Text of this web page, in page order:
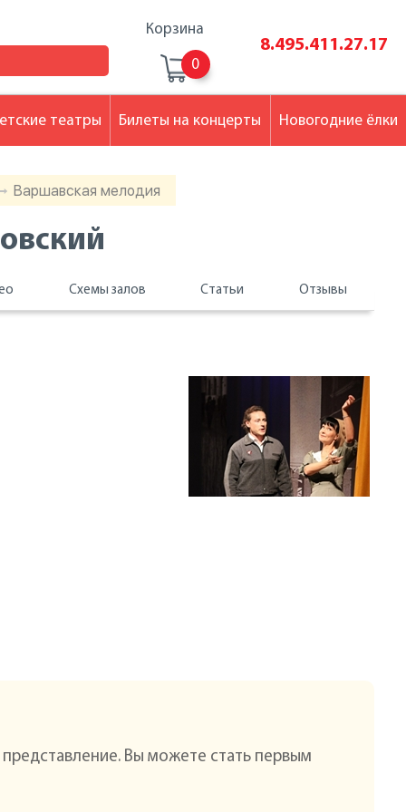
Корзина
0
8.495.411.27.17
Варшавская мелодия
Схемы залов Статьи Отзывы
Вы можете стать первым
театры Билеты на концерты Новогодние ёлки